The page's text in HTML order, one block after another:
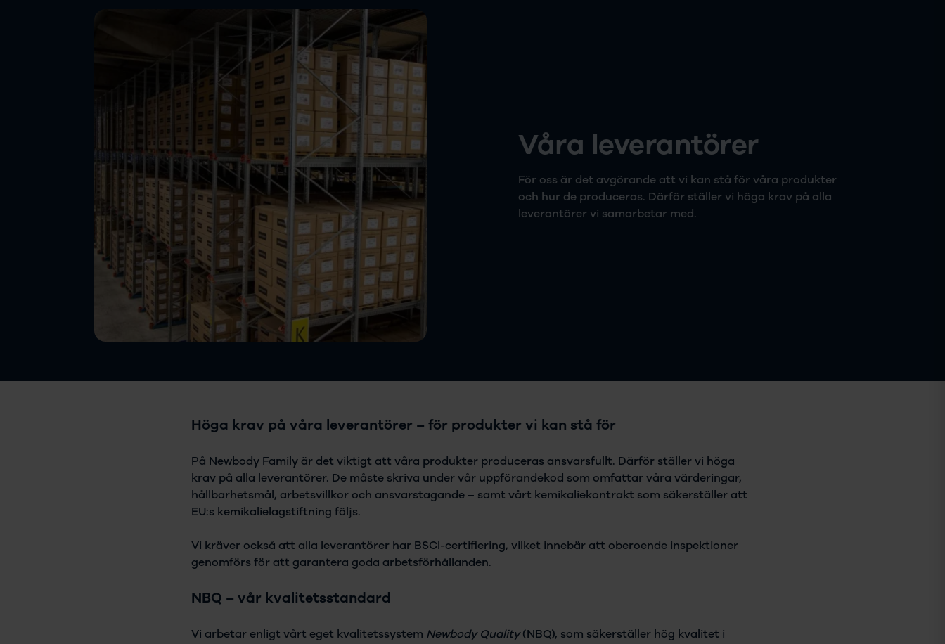
Våra leverantörer
För oss är det avgörande att vi kan stå för våra produkter
och hur de produceras. Därför ställer vi höga krav på alla
leverantörer vi samarbetar med.
Höga krav på våra leverantörer – för produkter vi kan stå för
På Newbody Family är det viktigt att våra produkter produceras ansvarsfullt. Därför ställer vi höga
krav på alla leverantörer. De måste skriva under vår uppförandekod som omfattar våra värderingar,
hållbarhetsmål, arbetsvillkor och ansvarstagande – samt vårt kemikaliekontrakt som säkerställer att
EU:s kemikalielagstiftning följs.
Vi kräver också att alla leverantörer har BSCI-certifiering, vilket innebär att oberoende inspektioner
genomförs för att garantera goda arbetsförhållanden.
NBQ – vår kvalitetsstandard
Vi arbetar enligt vårt eget kvalitetssystem Newbody Quality(NBQ), som säkerställer hög kvalitet i